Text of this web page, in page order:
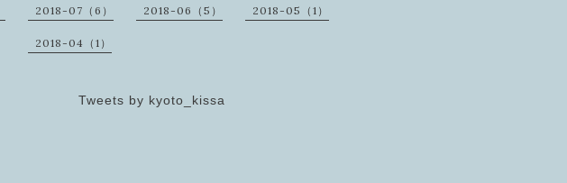
2018-07（6） 2018-06（5） 2018-05（1）
2018-04（1）
Tweets by kyoto_kissa